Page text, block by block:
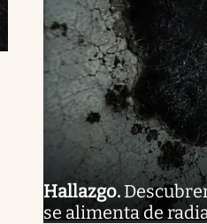
Hallazgo.
se alimenta de